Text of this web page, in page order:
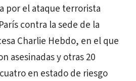
por el ataque terrorista
contra la sede de la
Charlie Hebdo, en el que
asesinadas y otras 20
en estado de riesgo